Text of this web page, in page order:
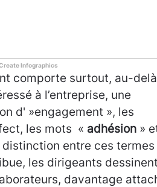
Infographics
comporte surtout, au-
à l’entreprise, une
d' »engagement », les
les mots « adhésion »
distinction entre ces termes
les dirigeants dessinent
davantage